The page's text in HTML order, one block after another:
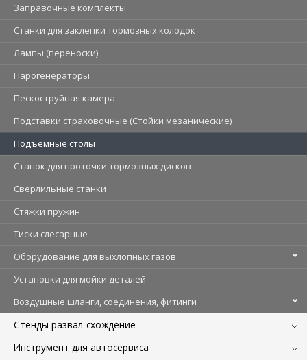
Заправочные комплекты
Станки для заклепки тормозных колодок
Лампы (переноски)
Парогенераторы
Пескоструйная камера
Подставки страховочные (Стойки мезанические)
Подъемные столы
Станок для проточки тормозных дисков
Сверлильные станки
Стяжки пружин
Тиски слесарные
Оборудование для выхлопных газов
Установки для мойки деталей
Воздушные шланги, соединения, фитинги
Стенды развал-схождение
Инструмент для автосервиса